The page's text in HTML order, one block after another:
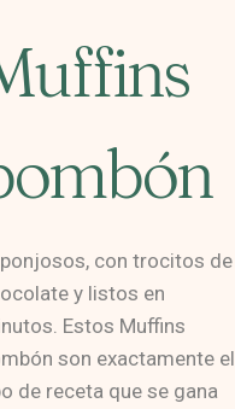
con trocitos de
y listos en
Estos Muffins
son exactamente el
de receta que se gana